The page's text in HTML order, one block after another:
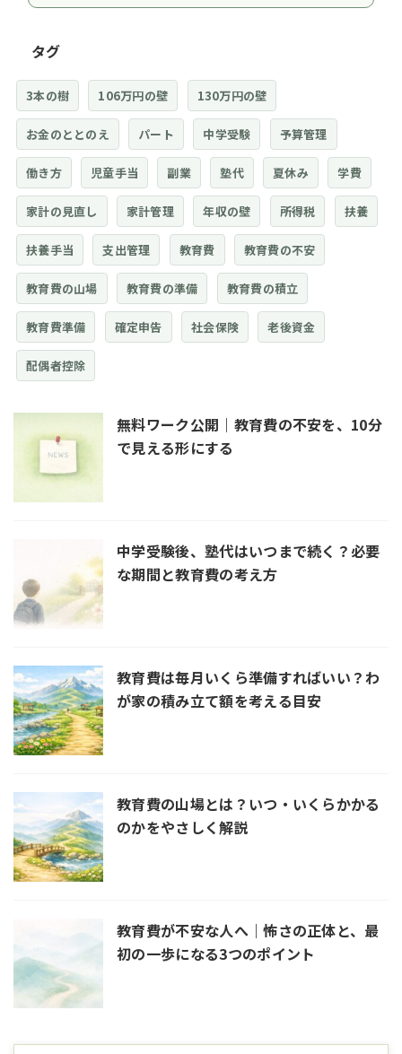
タグ
3本の樹 106万円の壁 130万円の壁
お金のととのえ パート 中学受験 予算管理
働き方 児童手当 副業 塾代 夏休み 学費
家計の見直し 家計管理 年収の壁 所得税 扶養
扶養手当 支出管理 教育費 教育費の不安
教育費の山場 教育費の準備 教育費の積立
教育費準備 確定申告 社会保険 老後資金
配偶者控除
無料ワーク公開｜教育費の不安を、10分
で見える形にする
中学受験後、塾代はいつまで続く？必要
な期間と教育費の考え方
教育費は毎月いくら準備すればいい？わ
が家の積み立て額を考える目安
教育費の山場とは？いつ・いくらかかる
のかをやさしく解説
教育費が不安な人へ｜怖さの正体と、最
初の一歩になる3つのポイント